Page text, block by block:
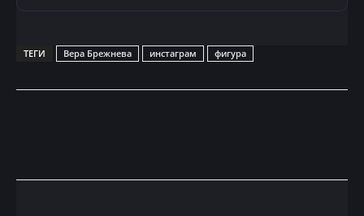
ТЕГИ Вера Брежнева инстаграм фигура